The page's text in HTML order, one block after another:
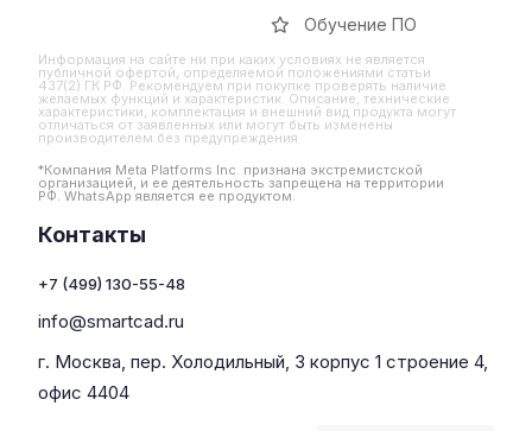
Обучение ПО
Информация на сайте ни при каких условиях не является
публичной офертой, определяемой положениями статьи
437(2) ГК РФ. Рекомендуем при покупке проверять наличие
желаемых функций и характеристик. Описание, технические
характеристики, комплектация и внешний вид продукта могут
отличаться от заявленных или могут быть изменены
производителем без предупреждения
*Компания Meta Platforms Inc. признана экстремистской
организацией, и ее деятельность запрещена на территории
РФ. WhatsApp является ее продуктом.
Контакты
+7 (499) 130-55-48
info@smartcad.ru
г. Москва, пер. Холодильный, 3 корпус 1 строение 4,
офис 4404